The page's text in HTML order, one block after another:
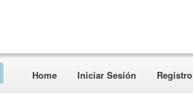
Home Iniciar Sesión Registro